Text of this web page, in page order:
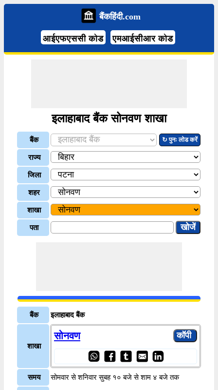
बैंकहिंदी.com
आईएफएससी कोड एमआईसीआर कोड
इलाहाबाद बैंक सोनवण शाखा
बैंक ↻ पुनः लोड करें
राज्य
जिला
शहर
शाखा
पता
बैंक इलाहाबाद बैंक
शाखा
सोनवण
समय सोमवार से शनिवार सुबह १० बजे से शाम ४ बजे तक